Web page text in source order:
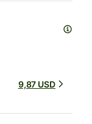
9,87 USD